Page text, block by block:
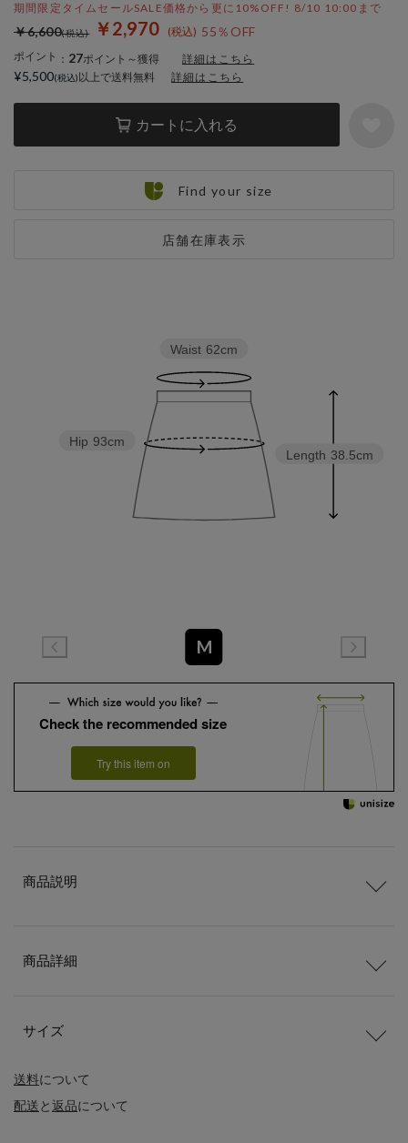
期間限定タイムセールSALE価格から更に10%OFF! 8/10 10:00まで
￥2,970 55％OFF
￥6,600
ポイント ： 27ポイント～獲得 詳細はこちら
カートに入れる
店舗在庫表示
¥5,500 以上で送料無料 詳細はこちら
Find your size
Length 38.5cm
Hip 93cm
Waist 62cm
M
Check the recommended size
Try this item on
送料について
配送と返品について
商品説明
商品詳細
サイズ